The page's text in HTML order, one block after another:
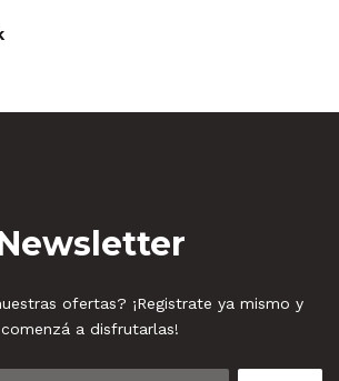
ofertas? ¡Registrate ya mismo y
comenzá a disfrutarlas!